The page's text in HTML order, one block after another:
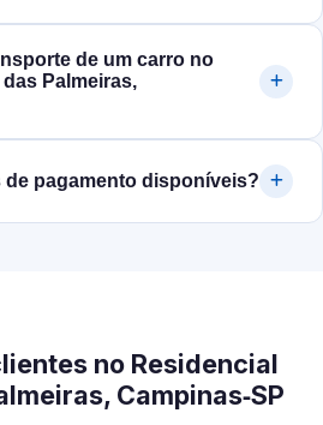
de um carro no
Palmeiras,
de pagamento disponíveis?
no Residencial
Campinas‑SP